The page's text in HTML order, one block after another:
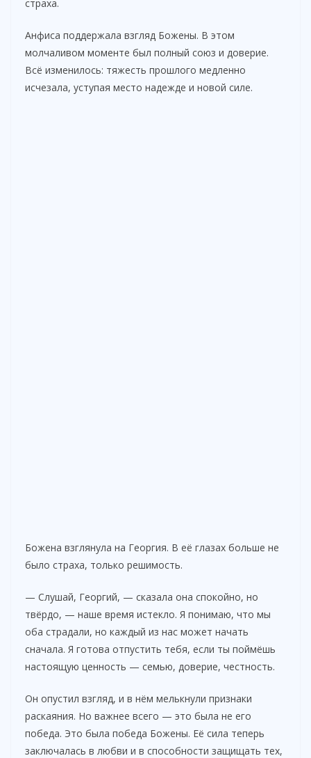
страха.
Анфиса поддержала взгляд Божены. В этом
молчаливом моменте был полный союз и доверие.
Всё изменилось: тяжесть прошлого медленно
исчезала, уступая место надежде и новой силе.
Божена взглянула на Георгия. В её глазах больше не
было страха, только решимость.
— Слушай, Георгий, — сказала она спокойно, но
твёрдо, — наше время истекло. Я понимаю, что мы
оба страдали, но каждый из нас может начать
сначала. Я готова отпустить тебя, если ты поймёшь
настоящую ценность — семью, доверие, честность.
Он опустил взгляд, и в нём мелькнули признаки
раскаяния. Но важнее всего — это была не его
победа. Это была победа Божены. Её сила теперь
заключалась в любви и в способности защищать тех,